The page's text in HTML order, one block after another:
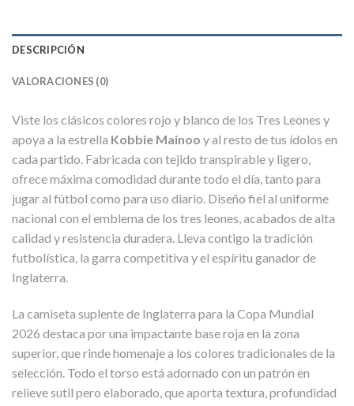
DESCRIPCIÓN
VALORACIONES (0)
Viste los clásicos colores rojo y blanco de los Tres Leones y
apoya a la estrella Kobbie Mainoo y al resto de tus ídolos en
cada partido. Fabricada con tejido transpirable y ligero,
ofrece máxima comodidad durante todo el día, tanto para
jugar al fútbol como para uso diario. Diseño fiel al uniforme
nacional con el emblema de los tres leones, acabados de alta
calidad y resistencia duradera. Lleva contigo la tradición
futbolística, la garra competitiva y el espíritu ganador de
Inglaterra.
La camiseta suplente de Inglaterra para la Copa Mundial
2026 destaca por una impactante base roja en la zona
superior, que rinde homenaje a los colores tradicionales de la
selección. Todo el torso está adornado con un patrón en
relieve sutil pero elaborado, que aporta textura, profundidad